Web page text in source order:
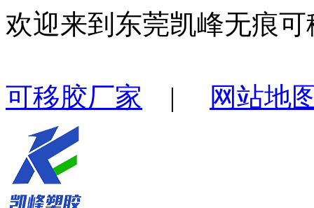
欢迎来到东莞凯峰无痕
可移胶厂家 | 网站地